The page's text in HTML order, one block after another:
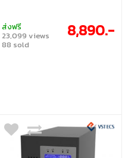
ส่งฟรี
23,099 views
88 sold
8,890.-